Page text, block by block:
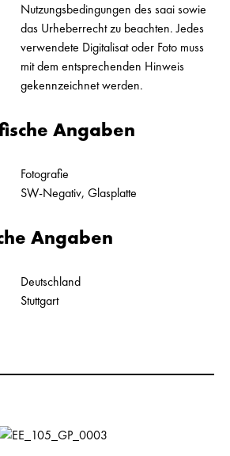
Nutzungsbedingungen des saai sowie
das Urheberrecht zu beachten. Jedes
verwendete Digitalisat oder Foto muss
mit dem entsprechenden Hinweis
gekennzeichnet werden.
Angaben
Fotografie
SW-Negativ, Glasplatte
Angaben
Deutschland
Stuttgart